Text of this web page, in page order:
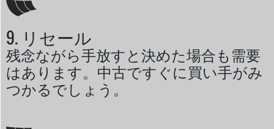
9. リセール
残念ながら手放すと決めた場合も需要
はあります。中古ですぐに買い手がみ
つかるでしょう。